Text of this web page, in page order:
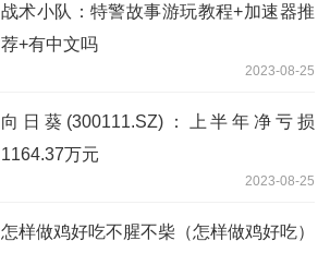
战术小队：特警故事游玩教程+加速器推
荐+有中文吗
2023-08-25
向日葵(300111.SZ)：上半年净亏损
1164.37万元
2023-08-25
怎样做鸡好吃不腥不柴（怎样做鸡好吃）